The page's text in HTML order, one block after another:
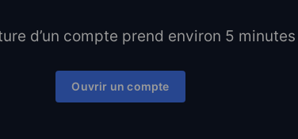
d’un compte prend environ 5 minutes
Ouvrir un compte